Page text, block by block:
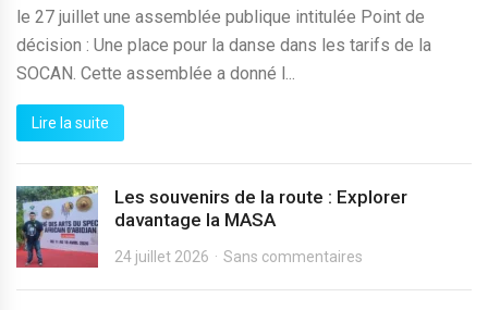
le 27 juillet une assemblée publique intitulée Point de
décision : Une place pour la danse dans les tarifs de la
SOCAN. Cette assemblée a donné l...
Lire la suite
Les souvenirs de la route : Explorer
davantage la MASA
24 juillet 2026 Sans commentaires